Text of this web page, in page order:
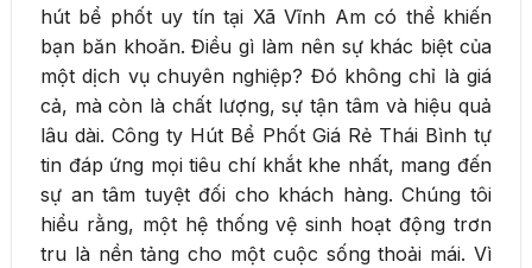
hút bể phốt uy tín tại Xã Vĩnh Am có thể khiến
bạn băn khoăn. Điều gì làm nên sự khác biệt của
một dịch vụ chuyên nghiệp? Đó không chỉ là giá
cả, mà còn là chất lượng, sự tận tâm và hiệu quả
lâu dài. Công ty Hút Bể Phốt Giá Rẻ Thái Bình tự
tin đáp ứng mọi tiêu chí khắt khe nhất, mang đến
sự an tâm tuyệt đối cho khách hàng. Chúng tôi
hiểu rằng, một hệ thống vệ sinh hoạt động trơn
tru là nền tảng cho một cuộc sống thoải mái. Vì